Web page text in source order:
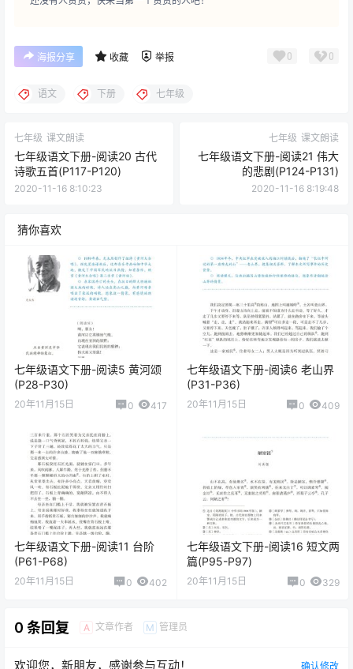
海报分享 收藏 举报 0 0
语文 下册 七年级
七年级 课文朗读
七年级语文下册-阅读20 古代
诗歌五首(P117-P120)
2020-11-16 8:10:23
七年级 课文朗读
七年级语文下册-阅读21 伟大
的悲剧(P124-P131)
2020-11-16 8:19:48
猜你喜欢
七年级语文下册-阅读5 黄河颂
(P28-P30)
20年11月15日 0 417
七年级语文下册-阅读6 老山界
(P31-P36)
20年11月15日 0 409
七年级语文下册-阅读11 台阶
(P61-P68)
20年11月15日 0 402
七年级语文下册-阅读16 短文两
篇(P95-P97)
20年11月15日 0 329
0 条回复 A 文章作者 M 管理员
欢迎您，新朋友，感谢参与互动！ 确认修改